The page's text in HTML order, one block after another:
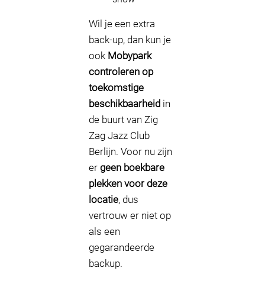
Wil je een extra
back-up, dan kun je
ook Mobypark
controleren op
toekomstige
beschikbaarheid in
de buurt van Zig
Zag Jazz Club
Berlijn. Voor nu zijn
er geen boekbare
plekken voor deze
locatie, dus
vertrouw er niet op
als een
gegarandeerde
backup.